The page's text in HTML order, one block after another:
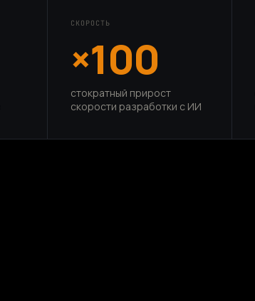
СКОРОСТЬ
×100
стократный прирост
скорости разработки с ИИ